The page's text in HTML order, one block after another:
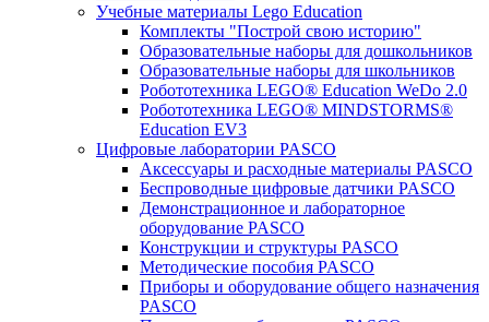
Учебные материалы Lego Education
Комплекты "Построй свою историю"
Образовательные наборы для дошкольников
Образовательные наборы для школьников
Робототехника LEGO® Education WeDo 2.0
Робототехника LEGO® MINDSTORMS®
Education EV3
Цифровые лаборатории PASCO
Аксессуары и расходные материалы PASCO
Беспроводные цифровые датчики PASCO
Демонстрационное и лабораторное
оборудование PASCO
Конструкции и структуры PASCO
Методические пособия PASCO
Приборы и оборудование общего назначения
PASCO